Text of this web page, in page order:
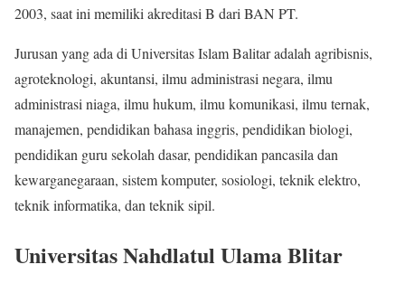
2003, saat ini memiliki akreditasi B dari BAN PT.
Jurusan yang ada di Universitas Islam Balitar adalah agribisnis,
agroteknologi, akuntansi, ilmu administrasi negara, ilmu
administrasi niaga, ilmu hukum, ilmu komunikasi, ilmu ternak,
manajemen, pendidikan bahasa inggris, pendidikan biologi,
pendidikan guru sekolah dasar, pendidikan pancasila dan
kewarganegaraan, sistem komputer, sosiologi, teknik elektro,
teknik informatika, dan teknik sipil.
Universitas Nahdlatul Ulama Blitar